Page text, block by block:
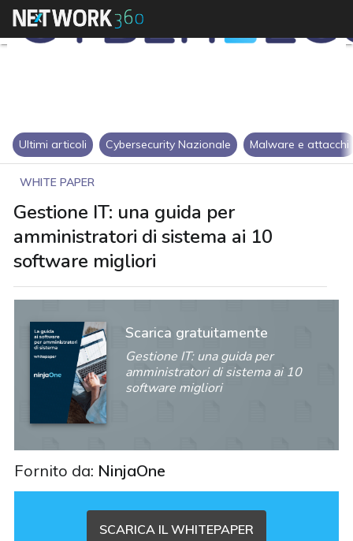
Ultimi articoli Cybersecurity Nazionale Malware e attacchi
WHITE PAPER
Gestione IT: una guida per
amministratori di sistema ai 10
software migliori
Scarica gratuitamente
Gestione IT: una guida per
amministratori di sistema ai 10
software migliori
Fornito da: NinjaOne
SCARICA IL WHITEPAPER